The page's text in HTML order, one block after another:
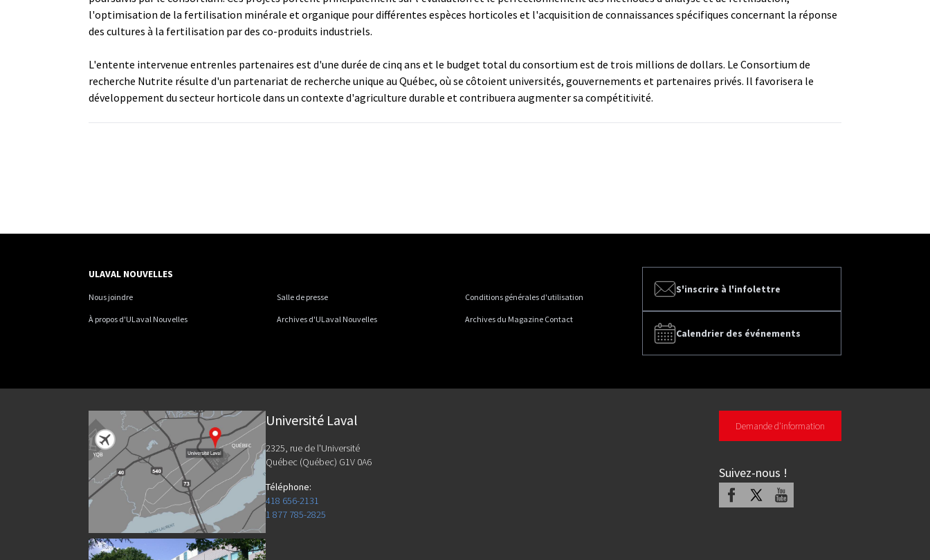
l'optimisation de la fertilisation minérale et organique pour différentes espèces horticoles et l'acquisition de connaissances spécifiques concernant la réponse
des cultures à la fertilisation par des co-produits industriels.
L'entente intervenue entrenles partenaires est d'une durée de cinq ans et le budget total du consortium est de trois millions de dollars. Le Consortium de
recherche Nutrite résulte d'un partenariat de recherche unique au Québec, où se côtoient universités, gouvernements et partenaires privés. Il favorisera le
développement du secteur horticole dans un contexte d'agriculture durable et contribuera augmenter sa compétitivité.
S'inscrire à l'infolettre
Calendrier des événements
ULAVAL NOUVELLES
Nous joindre Salle de presse Conditions générales d'utilisation
À propos d'ULaval Nouvelles Archives d'ULaval Nouvelles Archives du Magazine Contact
Université Laval
2325, rue de l'Université
Québec (Québec) G1V 0A6
Téléphone:
418 656-2131
1 877 785-2825
Demande d'information
Suivez-nous !
Facebook Youtube